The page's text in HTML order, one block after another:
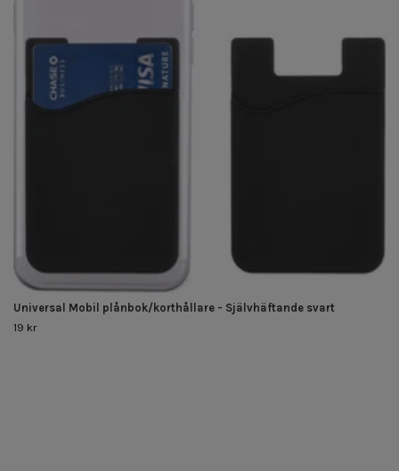
Universal Mobil plånbok/korthållare - Självhäftande svart
19 kr